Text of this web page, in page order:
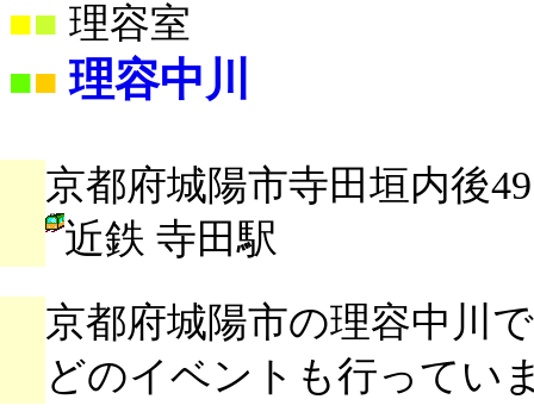
■ 理容室
■■ 理容中川
京都府城陽市寺田垣内後49
近鉄 寺田駅
京都府城陽市の理容中川
どのイベントも行ってい